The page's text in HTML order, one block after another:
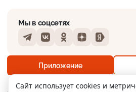
+23° Ощущается
Мы в соцсетях
TelegramVKontakteOdnoklassniki
DzenYandex
Приложение
Сайт использует cookies и